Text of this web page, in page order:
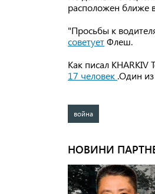
расположен ближе
"Просьбы к
советуетФлеш.
Как писал KHARKIV
17 человек .Один
война